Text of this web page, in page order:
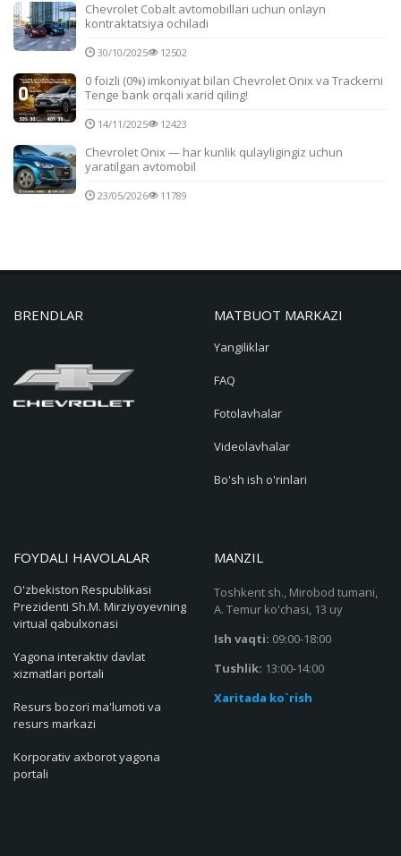
Chevrolet Cobalt avtomobillari uchun onlayn
kontraktatsiya ochiladi
30/10/2025 12502
0 foizli (0%) imkoniyat bilan Chevrolet Onix va Trackerni
Tenge bank orqali xarid qiling!
14/11/2025 12423
Chevrolet Onix — har kunlik qulayligingiz uchun
yaratilgan avtomobil
23/05/2026 11789
BRENDLAR MATBUOT MARKAZI
Yangiliklar
FAQ
Fotolavhalar
Videolavhalar
Bo'sh ish o'rinlari
FOYDALI HAVOLALAR
O'zbekiston Respublikasi
Prezidenti Sh.M. Mirziyoyevning
virtual qabulxonasi
Yagona interaktiv davlat
xizmatlari portali
Resurs bozori ma'lumoti va
resurs markazi
Korporativ axborot yagona
portali
MANZIL
Toshkent sh., Mirobod tumani,
A. Temur ko'chasi, 13 uy
Ish vaqti: 09:00-18:00
Tushlik: 13:00-14:00
Xaritada ko`rish